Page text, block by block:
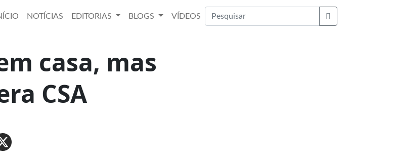
NOTÍCIAS EDITORIAS BLOGS
VÍDEOS
Buscar
casa, mas
CSA